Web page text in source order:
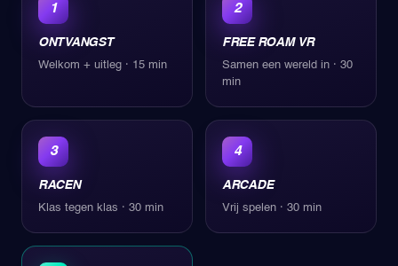
1
ONTVANGST
Welkom + uitleg · 15 min
2
FREE ROAM VR
Samen een wereld in · 30
min
3
RACEN
Klas tegen klas · 30 min
4
ARCADE
Vrij spelen · 30 min